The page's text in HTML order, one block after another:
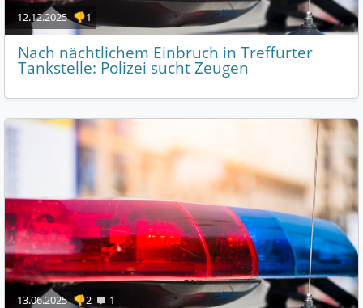
12.12.2025 👎1
Nach nächtlichem Einbruch in Treffurter
Tankstelle: Polizei sucht Zeugen
13.06.2025 👎2 1